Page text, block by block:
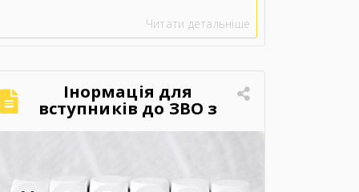
набувають особливого змісту. Вони
втілюються в мужності наших
захисників і захисниць, у стійкості
Читати детальніше
Інормація для
вступників до ЗВО з
ТОТ або територій